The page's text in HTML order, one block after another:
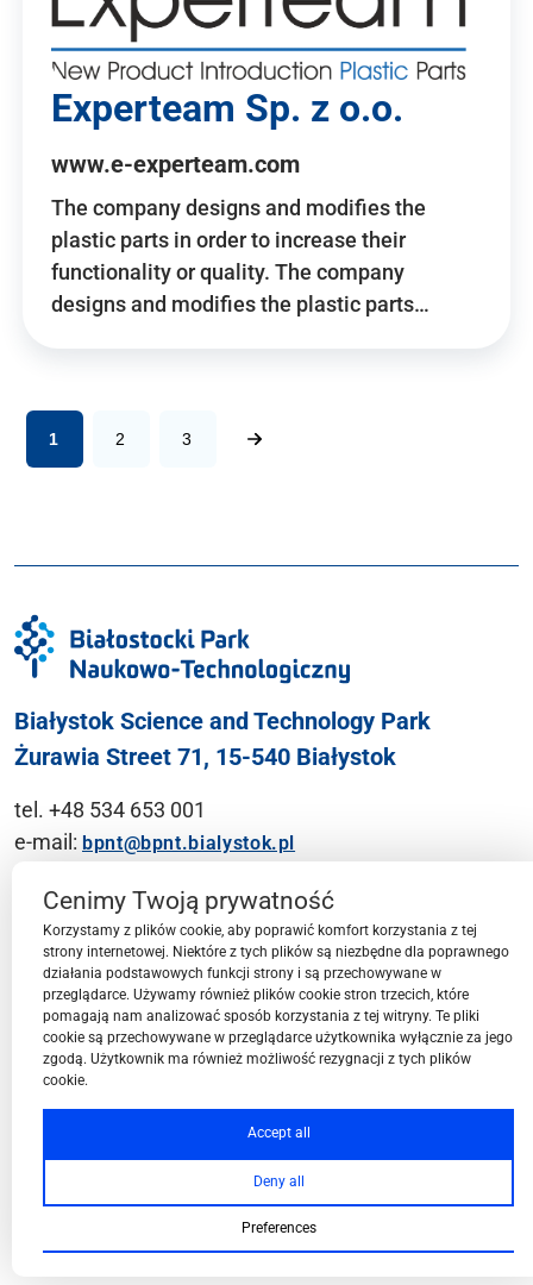
Experteam Sp. z o.o.
www.e-experteam.com
The company designs and modifies the
plastic parts in order to increase their
functionality or quality. The company
designs and modifies the plastic parts…
1 2 3
Białystok Science and Technology Park
Żurawia Street 71, 15-540 Białystok
tel. +48 534 653 001
e-mail: bpnt@bpnt.bialystok.pl
Contact
BPN-T Area
BPN-T Offer
Cenimy Twoją prywatność
Korzystamy z plików cookie, aby poprawić komfort korzystania z tej
strony internetowej. Niektóre z tych plików są niezbędne dla poprawnego
działania podstawowych funkcji strony i są przechowywane w
przeglądarce. Używamy również plików cookie stron trzecich, które
pomagają nam analizować sposób korzystania z tej witryny. Te pliki
cookie są przechowywane w przeglądarce użytkownika wyłącznie za jego
zgodą. Użytkownik ma również możliwość rezygnacji z tych plików
cookie.
Accept all
Deny all
Preferences